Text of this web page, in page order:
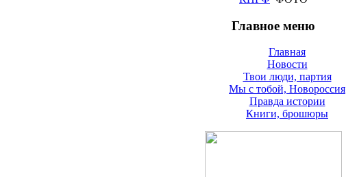
Главное меню
Главная
Новости
Твои люди, партия
Мы с тобой, Новороссия
Правда истории
Книги, брошюры